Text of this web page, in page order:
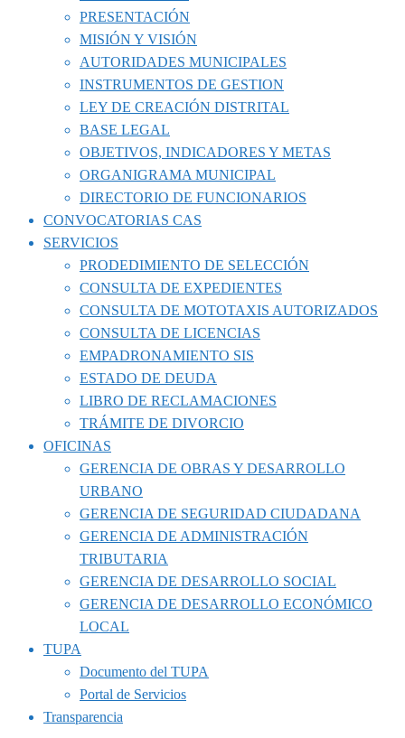
PRESENTACIÓN
MISIÓN Y VISIÓN
AUTORIDADES MUNICIPALES
INSTRUMENTOS DE GESTION
LEY DE CREACIÓN DISTRITAL
BASE LEGAL
OBJETIVOS, INDICADORES Y METAS
ORGANIGRAMA MUNICIPAL
DIRECTORIO DE FUNCIONARIOS
CONVOCATORIAS CAS
SERVICIOS
PRODEDIMIENTO DE SELECCIÓN
CONSULTA DE EXPEDIENTES
CONSULTA DE MOTOTAXIS AUTORIZADOS
CONSULTA DE LICENCIAS
EMPADRONAMIENTO SIS
ESTADO DE DEUDA
LIBRO DE RECLAMACIONES
TRÁMITE DE DIVORCIO
OFICINAS
GERENCIA DE OBRAS Y DESARROLLO
URBANO
GERENCIA DE SEGURIDAD CIUDADANA
GERENCIA DE ADMINISTRACIÓN
TRIBUTARIA
GERENCIA DE DESARROLLO SOCIAL
GERENCIA DE DESARROLLO ECONÓMICO
LOCAL
TUPA
Documento del TUPA
Portal de Servicios
Transparencia